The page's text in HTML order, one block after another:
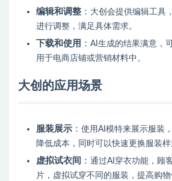
编辑和调整 ： 大创会提供编辑工具
进行调整，满足具体需求。
下载和使用 ： AI生成的结果满意，
用于电商店铺或营销材料中。
大创的应用场景
服装展示 ： 使用AI模特来展示服装
降低成本，同时可以快速更换服装样
虚拟试衣间 ： 通过AI穿衣功能，顾
片，虚拟试穿不同的服装，提高购物